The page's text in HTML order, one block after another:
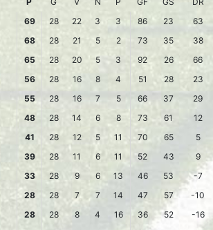
69 28 22 3 3 86 23
63
68 28 21 5 2 73 35
38
65 28 20 5 3 92 26
66
56 28 16 8 4 51 28
23
55 28 16 7 5 66 37
29
48 28 14 6 8 73 61
12
41 28 12 5 11 70 65
5
39 28 11 6 11 52 43
9
33 28 9 6 13 46 53
-7
28 28 7 7 14 47 57
-10
28 28 8 4 16 36 52
-16